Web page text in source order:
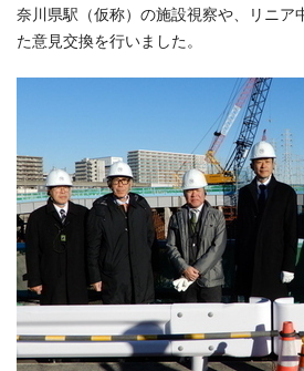
奈川県駅（仮称）の施設視察や、リニア
た意見交換を行いました。